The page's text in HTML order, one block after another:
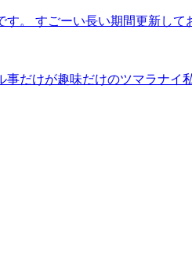
。 すごーい長い期間更新して
だけが趣味だけのツマラナイ